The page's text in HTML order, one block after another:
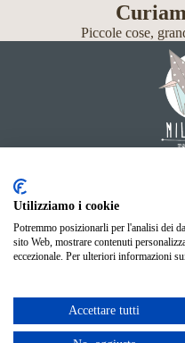
Piccole cose,
Neonato
Accessori
Shop Online
© Mille Gru di Sofia Calore.
Metodi di pagamento
Instagram
Utilizziamo i cookie
Potremmo posizionarli per l'analisi dei
sito Web, mostrare contenuti
eccezionale. Per ulteriori informazioni
Accettare tutti